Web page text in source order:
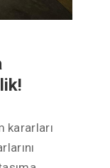
kararları